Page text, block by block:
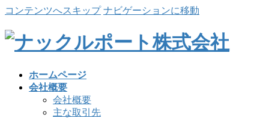
コンテンツへスキップ ナビゲーションに移動
ホームページ
会社概要
会社概要
主な取引先